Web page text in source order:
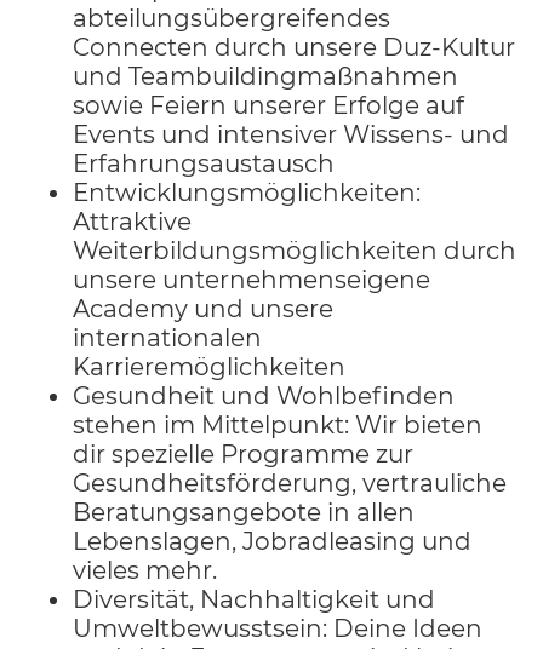
abteilungsübergreifendes
Connecten durch unsere Duz-Kultur
und Teambuildingmaßnahmen
sowie Feiern unserer Erfolge auf
Events und intensiver Wissens- und
Erfahrungsaustausch
Entwicklungsmöglichkeiten:
Attraktive
Weiterbildungsmöglichkeiten durch
unsere unternehmenseigene
Academy und unsere
internationalen
Karrieremöglichkeiten
Gesundheit und Wohlbefinden
stehen im Mittelpunkt: Wir bieten
dir spezielle Programme zur
Gesundheitsförderung, vertrauliche
Beratungsangebote in allen
Lebenslagen, Jobradleasing und
vieles mehr.
Diversität, Nachhaltigkeit und
Umweltbewusstsein: Deine Ideen